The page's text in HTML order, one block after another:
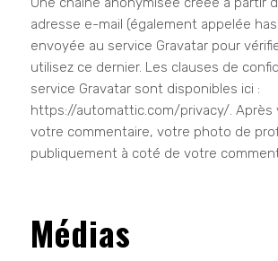
adresse e-mail (également appelée
envoyée au service Gravatar pour
utilisez ce dernier. Les clauses de
service Gravatar sont disponibles ici :
https://automattic.com/privacy/. Après
votre commentaire, votre photo de
publiquement à coté de votre
Médias